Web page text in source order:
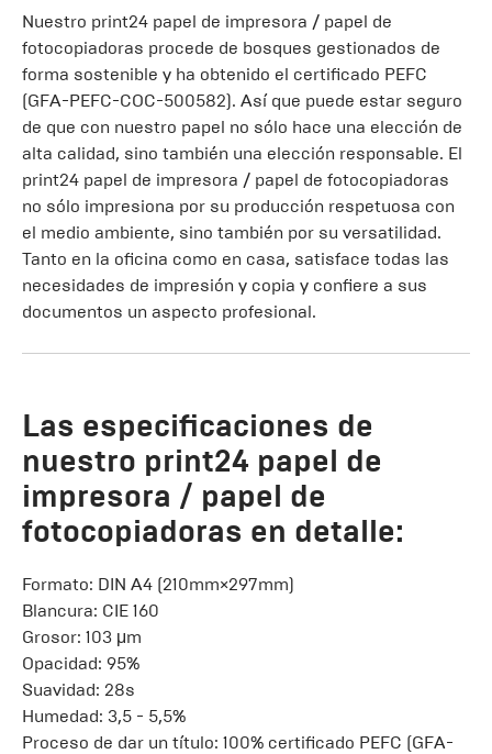
Nuestro print24 papel de impresora / papel de
fotocopiadoras procede de bosques gestionados de
forma sostenible y ha obtenido el certificado PEFC
(GFA-PEFC-COC-500582). Así que puede estar seguro
de que con nuestro papel no sólo hace una elección de
alta calidad, sino también una elección responsable. El
print24 papel de impresora / papel de fotocopiadoras
no sólo impresiona por su producción respetuosa con
el medio ambiente, sino también por su versatilidad.
Tanto en la oficina como en casa, satisface todas las
necesidades de impresión y copia y confiere a sus
documentos un aspecto profesional.
Las especificaciones de
nuestro print24 papel de
impresora / papel de
fotocopiadoras en detalle:
Formato: DIN A4 (210mm×297mm)
Blancura: CIE 160
Grosor: 103 μm
Opacidad: 95%
Suavidad: 28s
Humedad: 3,5 - 5,5%
Proceso de dar un título: 100% certificado PEFC (GFA-